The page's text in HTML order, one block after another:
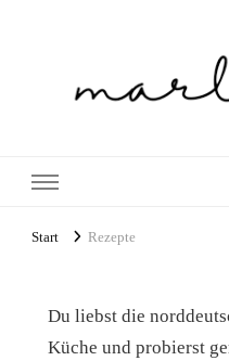
Start Rezepte
Du liebst die
Küche und probierst